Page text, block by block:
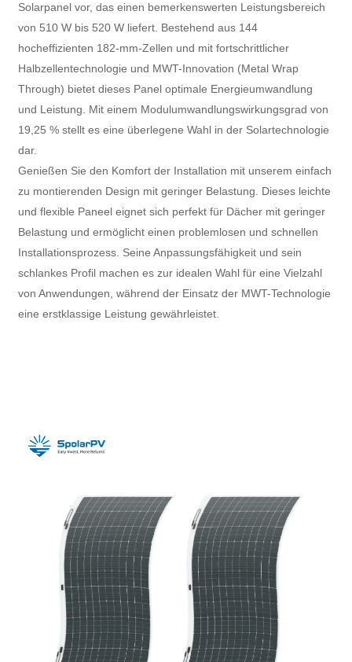
Solarpanel vor, das einen bemerkenswerten Leistungsbereich
von 510 W bis 520 W liefert. Bestehend aus 144
hocheffizienten 182-mm-Zellen und mit fortschrittlicher
Halbzellentechnologie und MWT-Innovation (Metal Wrap
Through) bietet dieses Panel optimale Energieumwandlung
und Leistung. Mit einem Modulumwandlungswirkungsgrad von
19,25 % stellt es eine überlegene Wahl in der Solartechnologie
dar.
Genießen Sie den Komfort der Installation mit unserem einfach
zu montierenden Design mit geringer Belastung. Dieses leichte
und flexible Paneel eignet sich perfekt für Dächer mit geringer
Belastung und ermöglicht einen problemlosen und schnellen
Installationsprozess. Seine Anpassungsfähigkeit und sein
schlankes Profil machen es zur idealen Wahl für eine Vielzahl
von Anwendungen, während der Einsatz der MWT-Technologie
eine erstklassige Leistung gewährleistet.